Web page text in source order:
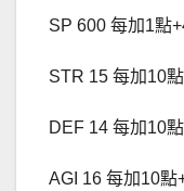
SP 600 每加1點
STR 15 每加10
DEF 14 每加10
AGI 16 每加10點